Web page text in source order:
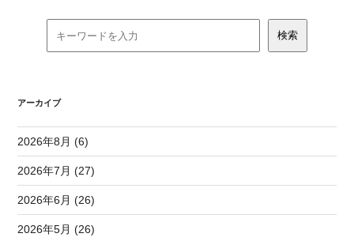
アーカイブ
2026年8月 (6)
2026年7月 (27)
2026年6月 (26)
2026年5月 (26)